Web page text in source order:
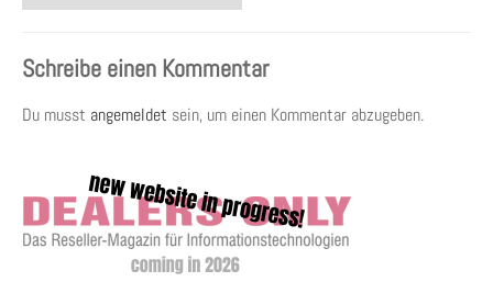
Schreibe einen Kommentar
Du musst angemeldet sein, um einen Kommentar abzugeben.